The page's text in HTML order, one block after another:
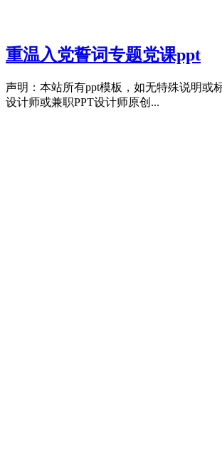
重温入党誓词专题党课ppt
声明：本站所有ppt模板，如无特殊说明或
设计师或兼职PPT设计师原创...